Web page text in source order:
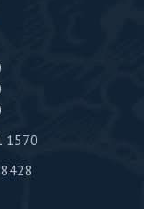
1570